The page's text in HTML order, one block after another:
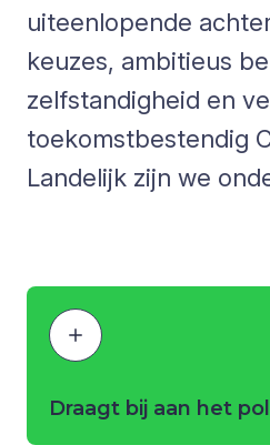
uiteenlopende
keuzes, ambitieus
zelfstandigheid en
toekomstbestendig
Landelijk zijn we
Draagt bij aan het